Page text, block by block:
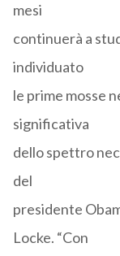
mesi
continuerà a
individuato
le prime mosse
significativa
dello spettro
del
presidente
Locke. “Con